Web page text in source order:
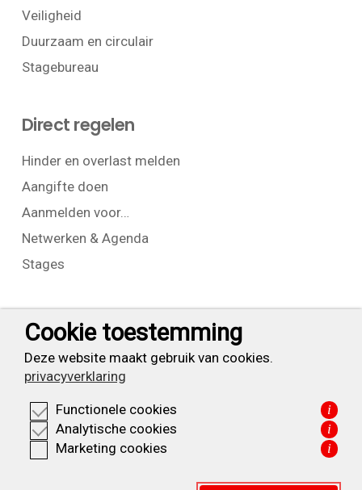
Veiligheid
Duurzaam en circulair
Stagebureau
Direct regelen
Hinder en overlast melden
Aangifte doen
Aanmelden voor…
Netwerken & Agenda
Stages
Contact
T:+31 (0) 23 525 7826
KVK: 34332355
BTW: NL820614877B01
Cookie toestemming
Deze website maakt gebruik van cookies.
privacyverklaring
Functionele cookies i
Analytische cookies i
Marketing cookies i